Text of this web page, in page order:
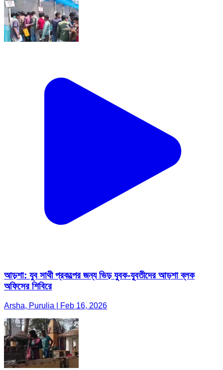
আড়শা: যুব সাথী প্রকল্পের জন্য ভিড় যুবক-যুবতীদের আড়শা ব্লক
অফিসের শিবিরে
Arsha, Purulia | Feb 16, 2026